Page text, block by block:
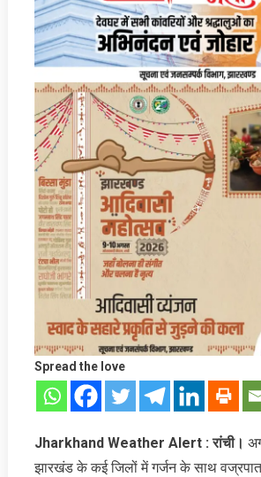
Spread the love
Jharkhand Weather Alert : रांची।
झारखंड के कई जिलों में गर्जन के साथ